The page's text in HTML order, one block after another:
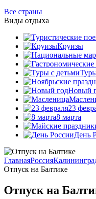
Все страны
Виды отдыха
Круизы
Новый
23
8 марта
День
ГлавнаяРоссия
Отпуск на Балтике
Отпуск на